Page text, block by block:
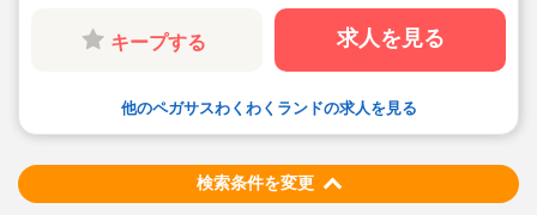
◆お仕事開始まで登録から就業先見学、お仕事後のフォ
ローまで、マンツーマンでしっかり対応します。
「派遣で働くことがはじめて」や、「業務内容に不安
がある」方もご安心ください
・各種保険・社会保険完備（健康・厚生・雇用・労
（※他社大手派遣会社の中には、平均日当賃金6割という
会社もあります）
・皆勤手当制度（月3,000円）
キープする 求人を見る
他のペガサスわくわくランドの求人を見る
検索条件を変更